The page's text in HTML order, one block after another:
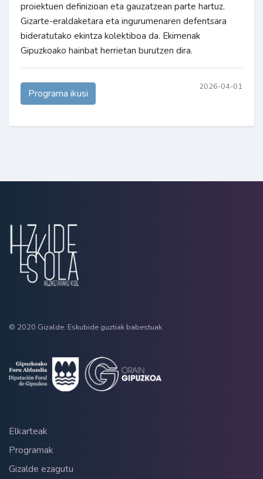
proiektuen definizioan eta gauzatzean parte hartuz.
Gizarte-eraldaketara eta ingurumenaren defentsara
bideratutako ekintza kolektiboa da. Ekimenak
Gipuzkoako hainbat herrietan burutzen dira.
Programa ikusi
2026-04-01
© 2020 Gizalde. Eskubide guztiak babestuak
Elkarteak
Programak
Gizalde ezagutu